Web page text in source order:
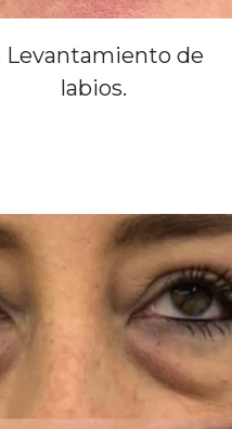
Levantamiento de
labios.